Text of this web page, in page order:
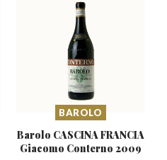
BAROLO
Barolo CASCINA FRANCIA
Giacomo Conterno 2009